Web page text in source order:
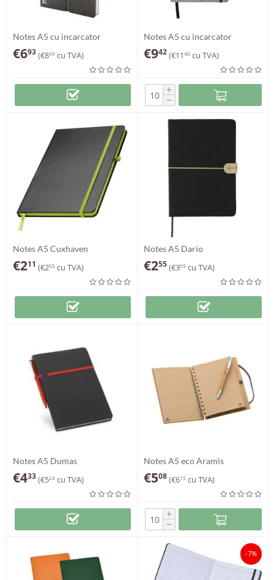
Notes A5 cu incarcator
Chatom
€693(€839 cu TVA)
Notes A5 cu incarcator
wireless Charbuk
€942(€11 40 cu TVA)
+
−
Notes A5 Cuxhaven
€211 (€255 cu TVA)
Notes A5 Dario
€255(€309 cu TVA)
Notes A5 Dumas
€433(€524 cu TVA)
Notes A5 eco Aramis
€508(€615 cu TVA)
+
−
-7%